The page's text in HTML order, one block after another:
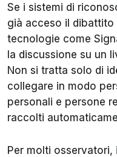
Se i sistemi di
già acceso il dibattito
tecnologie come
la discussione su un
Non si tratta solo di
collegare in modo
personali e persone
raccolti
Per molti